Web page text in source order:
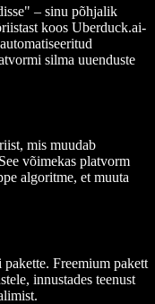
– sinu põhjalik
koos Uberduck.ai-
silma uuenduste
mis muudab
võimekas platvorm
algoritme, et muuta
Freemium pakett
innustades teenust